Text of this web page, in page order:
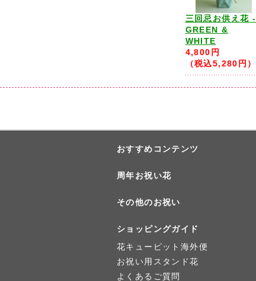
三回忌お供え花 -
GREEN &
WHITE
4,800円
（税込5,280円）
おすすめコンテンツ
周年お祝い花
その他のお祝い
ショッピングガイド
花キューピット海外便
お祝い用スタンド花
よくあるご質問